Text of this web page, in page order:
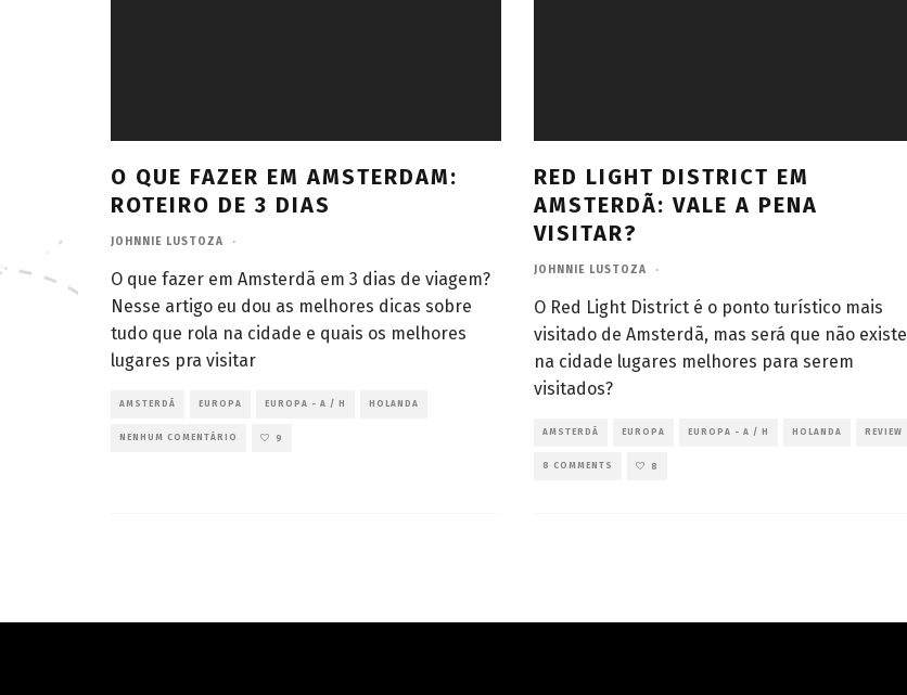
O QUE FAZER EM AMSTERDAM:
ROTEIRO DE 3 DIAS
JOHNNIE LUSTOZA ·
O que fazer em Amsterdã em 3 dias de viagem?
Nesse artigo eu dou as melhores dicas sobre
tudo que rola na cidade e quais os melhores
lugares pra visitar
AMSTERDÃ EUROPA EUROPA - A / H HOLANDA
NENHUM COMENTÁRIO 9
RED LIGHT DISTRICT EM
AMSTERDÃ: VALE A PENA
VISITAR?
JOHNNIE LUSTOZA ·
O Red Light District é o ponto turístico mais
visitado de Amsterdã, mas será que não existe
na cidade lugares melhores para serem
visitados?
AMSTERDÃ EUROPA EUROPA - A / H HOLANDA REVIEW
8 COMMENTS 8